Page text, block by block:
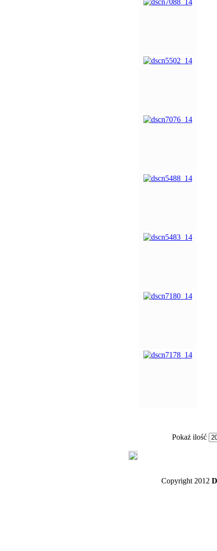
Pokaż ilość
Copyright 2012